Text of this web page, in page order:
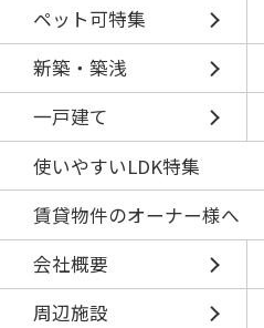
ペット可特集
新築・築浅
一戸建て
使いやすいLDK特集
賃貸物件のオーナー様へ
会社概要
周辺施設